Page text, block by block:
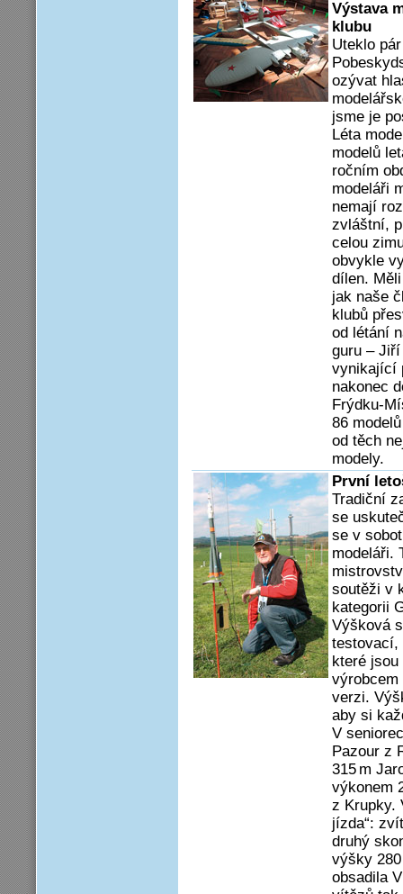
Výstava
klubu
Uteklo
ozývat
jsme je
Léta
modelů
ročním
modeláři
nemají
zvláštní,
celou
obvykle
dílen.
jak naše
klubů
od létání
guru –
vynikající
nakonec
Frýdku-
86
od těch
modely.
První
Tradiční
se
se v
modeláři.
soutěži v
kategorii
Výšková
testovací,
které
výrobcem
verzi.
aby si
V
Pazour z
315 m
výkonem
z Krupky.
jízda“:
druhý
výšky
obsadila